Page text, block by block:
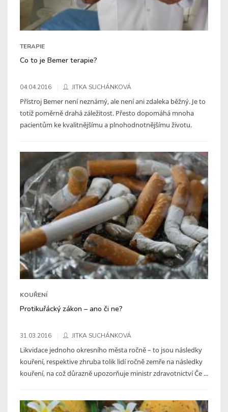
TERAPIE
Co to je Bemer terapie?
04.04.2016 JITKA SUCHÁNKOVÁ
Přístroj Bemer není neznámý, ale není ani zdaleka běžný. Je to
totiž poměrně drahá záležitost. Přesto dopomáhá mnoha
pacientům ke kvalitnějšímu a plnohodnotnějšímu životu.
KOUŘENÍ
Protikuřácký zákon – ano či ne?
31.03.2016 JITKA SUCHÁNKOVÁ
Likvidace jednoho okresního města ročně – to jsou následky
kouření, respektive zhruba tolik lidí ročně zemře na následky
kouření, na což důrazně upozorňuje ministr zdravotnictví Če ...